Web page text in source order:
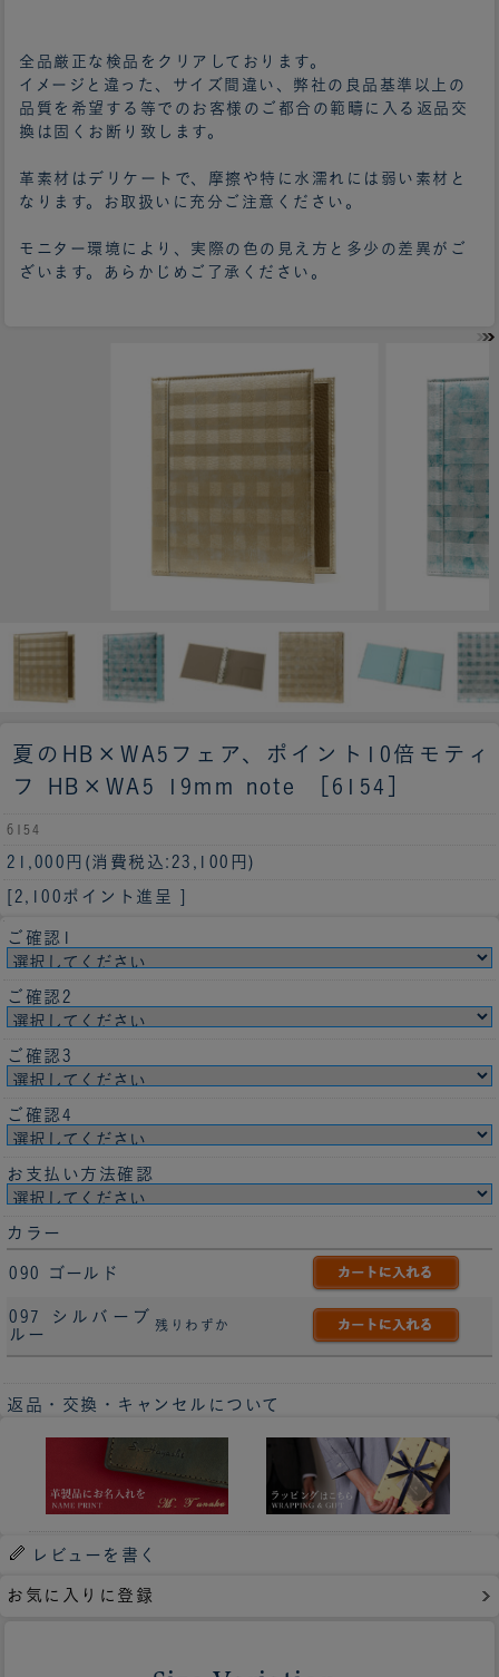
全品厳正な検品をクリアしております。
イメージと違った、サイズ間違い、弊社の良品基準以上の
品質を希望する等でのお客様のご都合の範疇に入る返品交
換は固くお断り致します。
革素材はデリケートで、摩擦や特に水濡れには弱い素材と
なります。お取扱いに充分ご注意ください。
モニター環境により、実際の色の見え方と多少の差異がご
ざいます。あらかじめご了承ください。
夏のHB×WA5フェア、ポイント10倍 モティ
フ HB×WA5 19mm note ［6154］
6154
21,000円 (消費税込:23,100円)
[2,100ポイント進呈 ]
ご確認1
ご確認2
ご確認3
ご確認4
お支払い方法確認
カラー
090 ゴールド
097 シルバーブ
ルー
残りわずか
返品・交換・キャンセルについて
レビューを書く
お気に入りに登録